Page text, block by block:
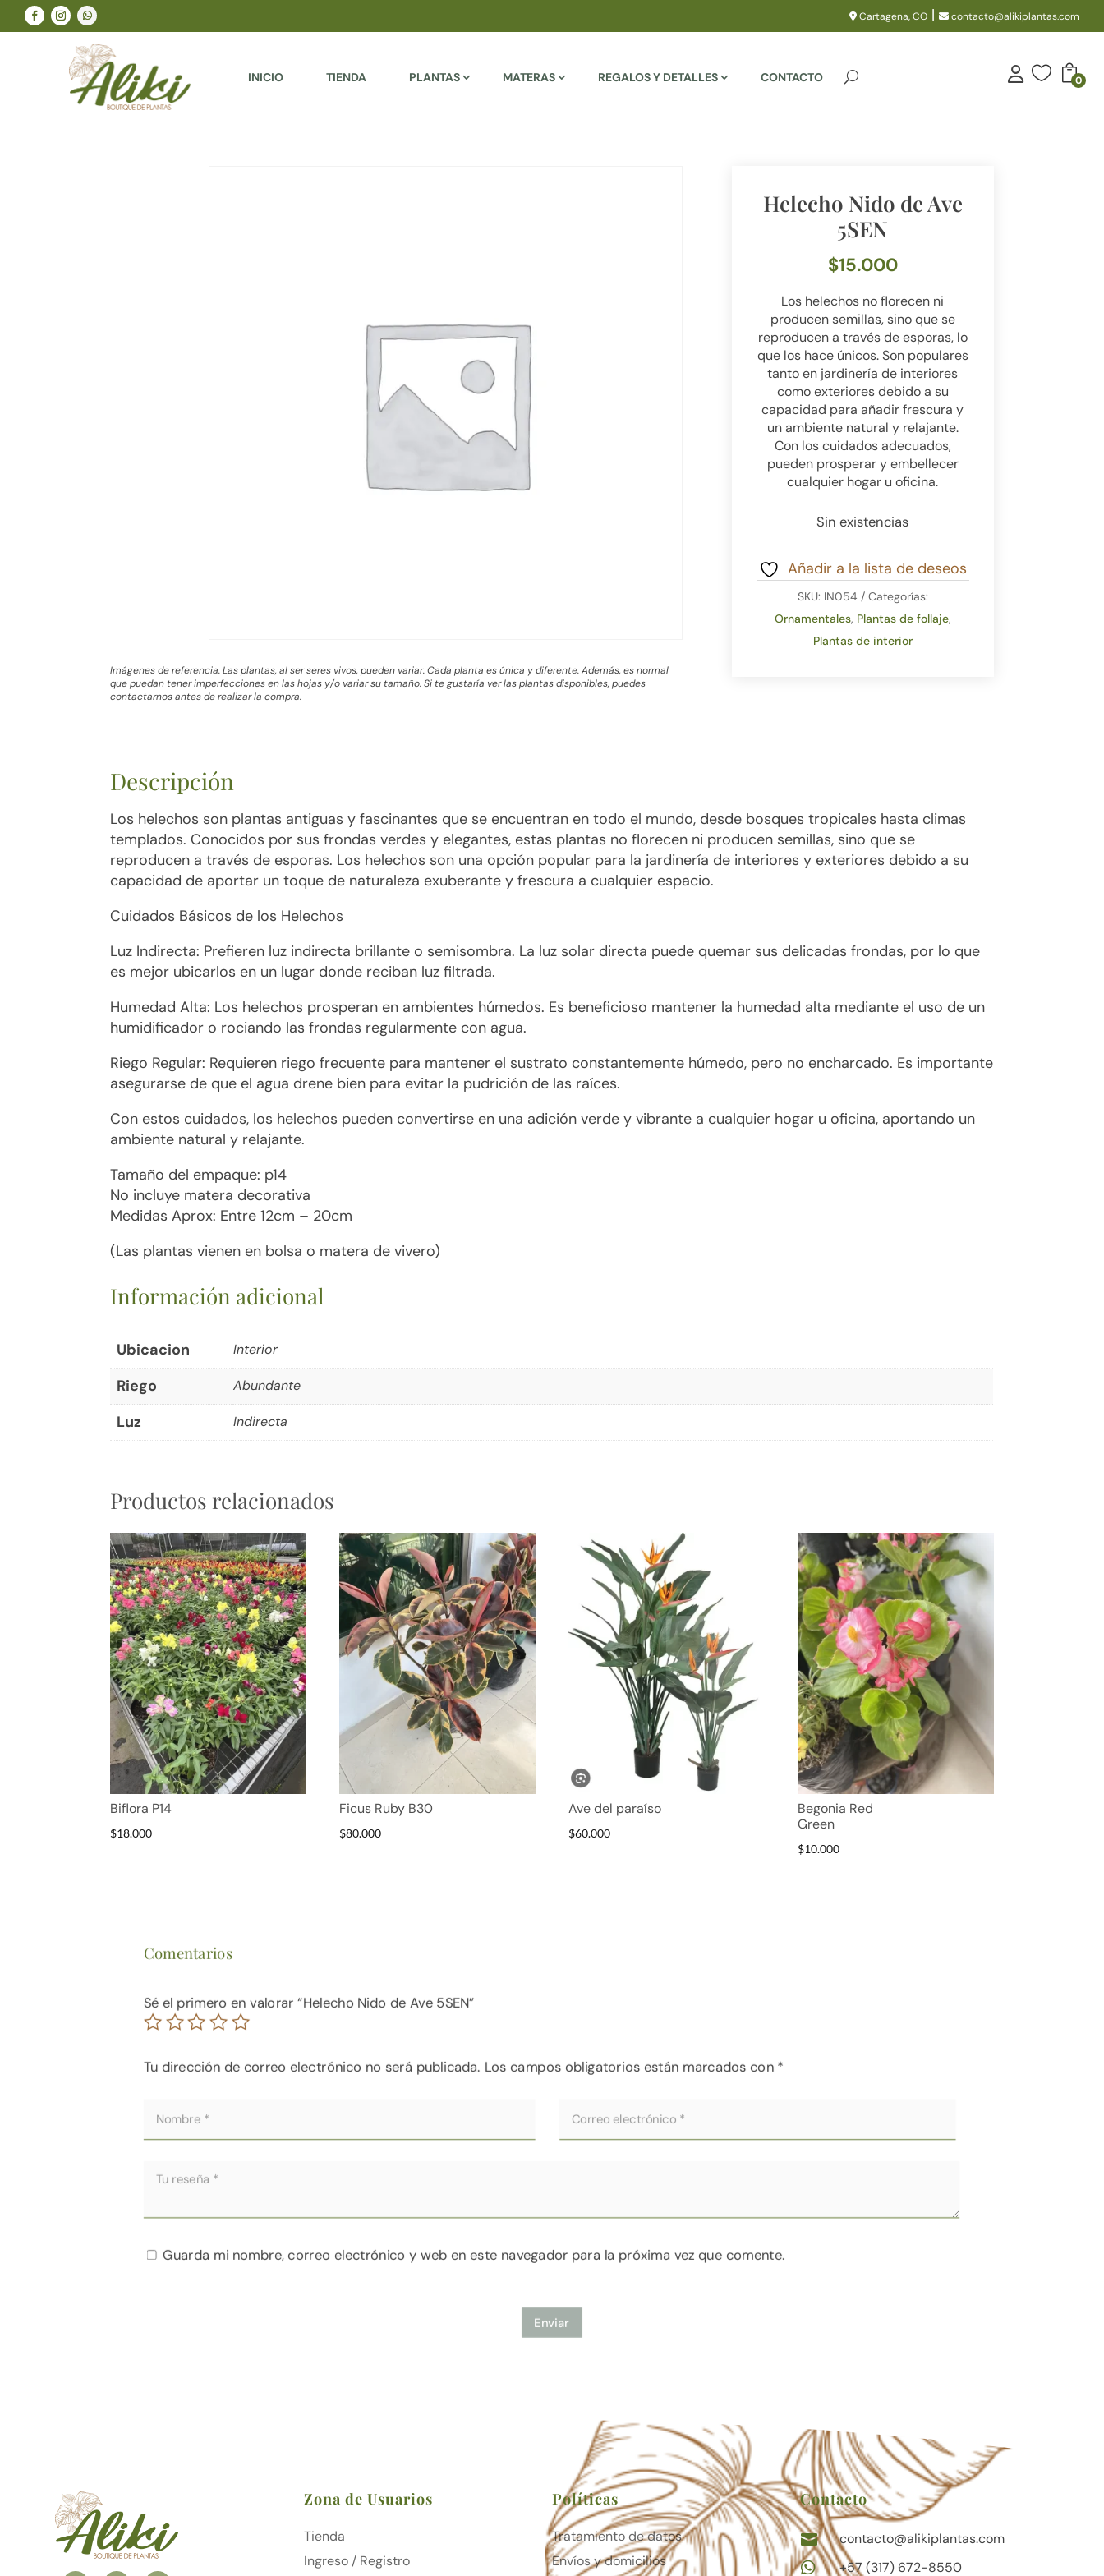
Cartagena, CO | contacto@alikiplantas.com
INICIO TIENDA PLANTAS MATERAS REGALOS Y DETALLES CONTACTO 0

Imágenes de referencia. Las plantas, al ser seres vivos, pueden variar. Cada planta es única y diferente. Además, es normal
que puedan tener imperfecciones en las hojas y/o variar su tamaño. Si te gustaría ver las plantas disponibles, puedes
contactarnos antes de realizar la compra.
Helecho Nido de Ave
5SEN
$15.000
Los helechos no florecen ni
producen semillas, sino que se
reproducen a través de esporas, lo
que los hace únicos. Son populares
tanto en jardinería de interiores
como exteriores debido a su
capacidad para añadir frescura y
un ambiente natural y relajante.
Con los cuidados adecuados,
pueden prosperar y embellecer
cualquier hogar u oficina.
Sin existencias
Añadir a la lista de deseos
SKU: IN054
Categorías:
Ornamentales, Plantas de follaje,
Plantas de interior
Descripción
Los helechos son plantas antiguas y fascinantes que se encuentran en todo el mundo, desde bosques tropicales hasta climas
templados. Conocidos por sus frondas verdes y elegantes, estas plantas no florecen ni producen semillas, sino que se
reproducen a través de esporas. Los helechos son una opción popular para la jardinería de interiores y exteriores debido a su
capacidad de aportar un toque de naturaleza exuberante y frescura a cualquier espacio.
Cuidados Básicos de los Helechos
Luz Indirecta: Prefieren luz indirecta brillante o semisombra. La luz solar directa puede quemar sus delicadas frondas, por lo que
es mejor ubicarlos en un lugar donde reciban luz filtrada.
Humedad Alta: Los helechos prosperan en ambientes húmedos. Es beneficioso mantener la humedad alta mediante el uso de un
humidificador o rociando las frondas regularmente con agua.
Riego Regular: Requieren riego frecuente para mantener el sustrato constantemente húmedo, pero no encharcado. Es importante
asegurarse de que el agua drene bien para evitar la pudrición de las raíces.
Con estos cuidados, los helechos pueden convertirse en una adición verde y vibrante a cualquier hogar u oficina, aportando un
ambiente natural y relajante.
Tamaño del empaque: p14
No incluye matera decorativa
Medidas Aprox: Entre 12cm – 20cm
(Las plantas vienen en bolsa o matera de vivero)
Información adicional
Ubicacion Interior
Riego Abundante
Luz Indirecta
Productos relacionados
Biflora P14
$18.000
Ficus Ruby B30
$80.000
Ave del paraíso
$60.000
Begonia Red
Green
$10.000
Comentarios
Sé el primero en valorar “Helecho Nido de Ave 5SEN”
Tu dirección de correo electrónico no será publicada. Los campos obligatorios están marcados con *
Guarda mi nombre, correo electrónico y web en este navegador para la próxima vez que comente.
Enviar
Zona de Usuarios
Tienda
Ingreso / Registro
Políticas
Tratamiento de datos
Envíos y domicilios
Contacto

contacto@alikiplantas.com

+57 (317) 672-8550